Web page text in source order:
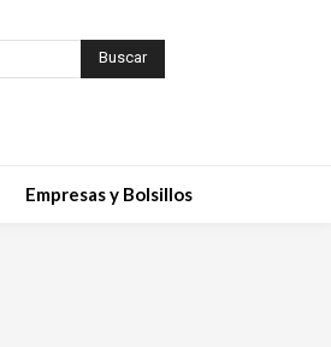
Buscar
Empresas y Bolsillos